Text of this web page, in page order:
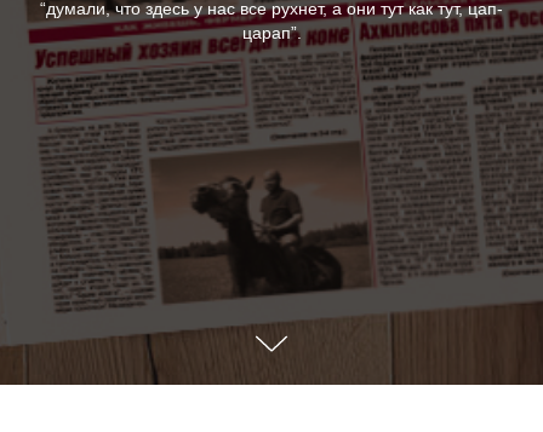
“думали, что здесь у нас все рухнет, а они тут как тут, цап-
царап”.